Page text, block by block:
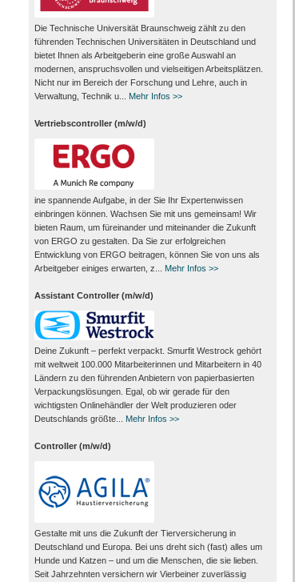
Die Technische Universität Braunschweig zählt zu den
führenden Technischen Universitäten in Deutschland und
bietet Ihnen als Arbeit­geberin eine große Auswahl an
modernen, anspruchsvollen und vielseitigen Arbeits­plätzen.
Nicht nur im Bereich der Forschung und Lehre, auch in
Verwaltung, Technik u...
Mehr Infos >>
Vertriebscontroller (m/w/d)
ine spannende Aufgabe, in der Sie Ihr Expertenwissen
einbringen können. Wachsen Sie mit uns gemeinsam! Wir
bieten Raum, um füreinander und miteinander die Zukunft
von ERGO zu gestalten. Da Sie zur erfolgreichen
Entwicklung von ERGO beitragen, können Sie von uns als
Arbeitgeber einiges erwarten, z...
Mehr Infos >>
Assistant Controller (m/w/d)
Deine Zukunft – perfekt verpackt. Smurfit Westrock gehört
mit weltweit 100.000 Mitarbeiter­innen und Mitarbeitern in 40
Ländern zu den führenden Anbietern von papier­basierten
Verpackungs­lösungen. Egal, ob wir gerade für den
wichtigsten Onlinehändler der Welt produzieren oder
Deutschlands größte...
Mehr Infos >>
Controller (m/w/d)
Gestalte mit uns die Zukunft der Tierversicherung in
Deutschland und Europa. Bei uns dreht sich (fast) alles um
Hunde und Katzen – und um die Menschen, die sie lieben.
Seit Jahrzehnten versichern wir Vierbeiner zuverlässig